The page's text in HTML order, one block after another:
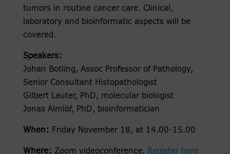
tumors in routine cancer care. Clinical,
laboratory and bioinformatic aspects will be
covered.
Speakers:
Johan Botling, Assoc Professor of Pathology,
Senior Consultant Histopathologist
Gilbert Lauter, PhD, molecular biologist
Jonas Almlöf, PhD, bioinformatician
When: Friday November 18, at 14.00-15.00
Where: Zoom videoconference. Register here